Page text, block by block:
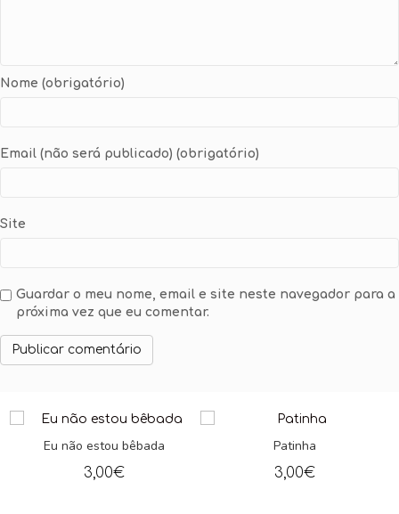
Nome (obrigatório)
Email (não será publicado) (obrigatório)
Site
Guardar o meu nome, email e site neste navegador para a
próxima vez que eu comentar.
Eu não estou bêbada
3,00€
Patinha
3,00€